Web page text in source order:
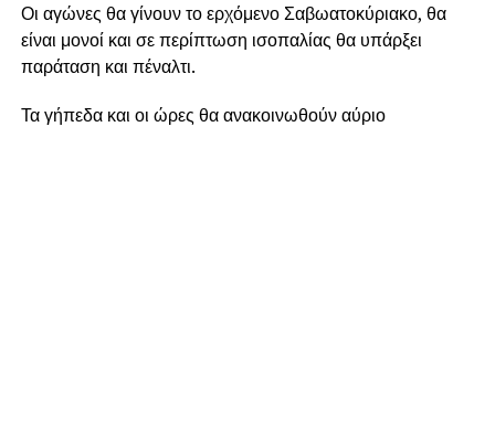
Οι αγώνες θα γίνουν το ερχόμενο Σαβωατοκύριακο, θα
είναι μονοί και σε περίπτωση ισοπαλίας θα υπάρξει
παράταση και πέναλτι.
Τα γήπεδα και οι ώρες θα ανακοινωθούν αύριο